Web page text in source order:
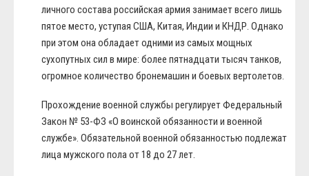
личного состава российская армия занимает всего лишь
пятое место, уступая США, Китая, Индии и КНДР. Однако
при этом она обладает одними из самых мощных
сухопутных сил в мире: более пятнадцати тысяч танков,
огромное количество бронемашин и боевых вертолетов.
Прохождение военной службы регулирует Федеральный
Закон № 53-ФЗ «О воинской обязанности и военной
службе». Обязательной военной обязанностью подлежат
лица мужского пола от 18 до 27 лет.